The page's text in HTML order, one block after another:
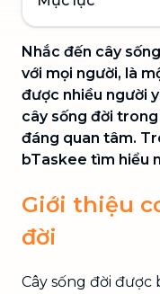
Nhắc đến cây
với mọi người, là
được nhiều người
cây sống đời
đáng quan tâm.
bTaskee tìm hiểu
Giới thiệu
đời
Cây sống đời được